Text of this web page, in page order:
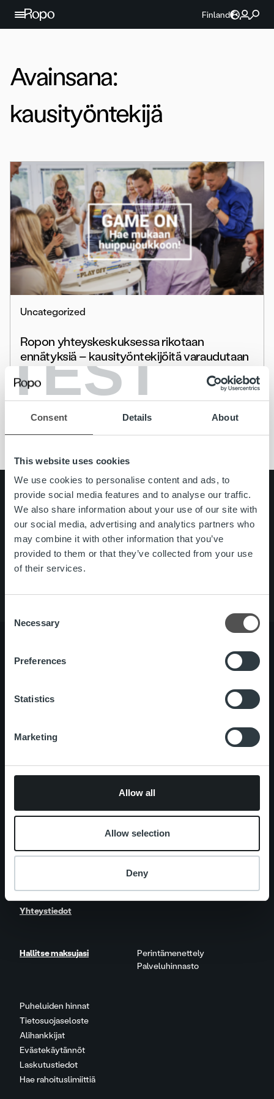
TEST
Consent Details About
This website uses cookies
We use cookies to personalise content and ads, to
provide social media features and to analyse our traffic.
We also share information about your use of our site with
our social media, advertising and analytics partners who
may combine it with other information that you’ve
provided to them or that they’ve collected from your use
of their services.
Selection
Necessary
Preferences
Statistics
Marketing
Allow all
Allow selection
Deny
Jatka sisältöön
Finland
Avainsana:
kausityöntekijä
Uncategorized
Ropon yhteyskeskuksessa rikotaan
ennätyksiä – kausityöntekijöitä varaudutaan
rekrytoimaan lisää
Lue lisää
Pikalinkit
Yhteystiedot
Ura Ropolla
Palvelut
Search for:
Puheluiden hinnat
Tietosuojaseloste
Alihankkijat
Evästekäytännöt
Laskutustiedot
Hae rahoituslimiittiä
Yhteystiedot
Hallitse maksujasi
Perintämenettely
Palveluhinnasto